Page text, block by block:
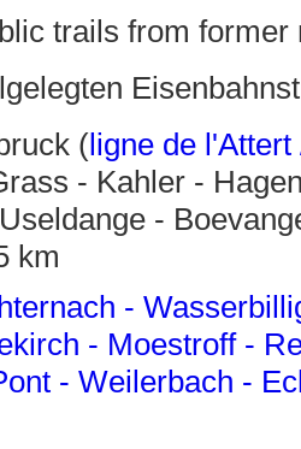
trails from
(ligne de
- Kahler -
-
km
-
- Moestroff -
- Weilerbach -